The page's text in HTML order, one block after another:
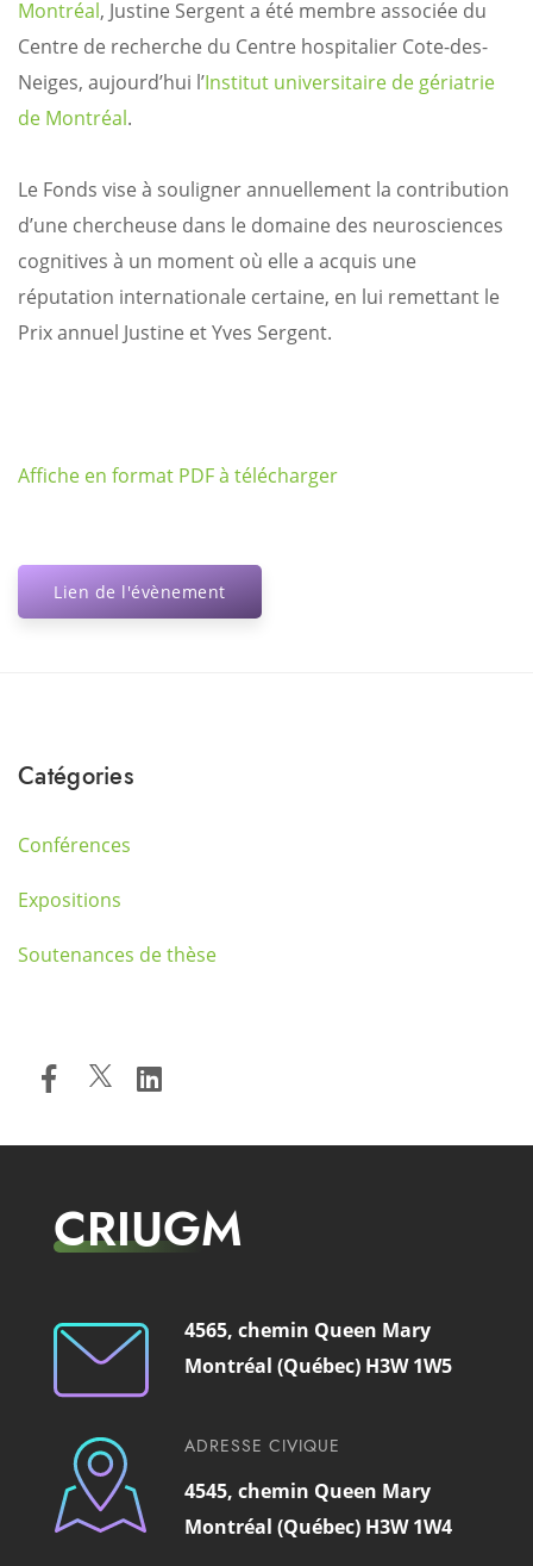
Montréal, Justine Sergent a été membre associée du
Centre de recherche du Centre hospitalier Cote-des-
Neiges, aujourd’hui l’Institut universitaire de gériatrie
de Montréal.
Le Fonds vise à souligner annuellement la contribution
d’une chercheuse dans le domaine des neurosciences
cognitives à un moment où elle a acquis une
réputation internationale certaine, en lui remettant le
Prix annuel Justine et Yves Sergent.
Affiche en format PDF à télécharger
Lien de l'évènement
Catégories
Conférences
Expositions
Soutenances de thèse
CRIUGM
4565, chemin Queen Mary
Montréal (Québec) H3W 1W5
ADRESSE CIVIQUE
4545, chemin Queen Mary
Montréal (Québec) H3W 1W4